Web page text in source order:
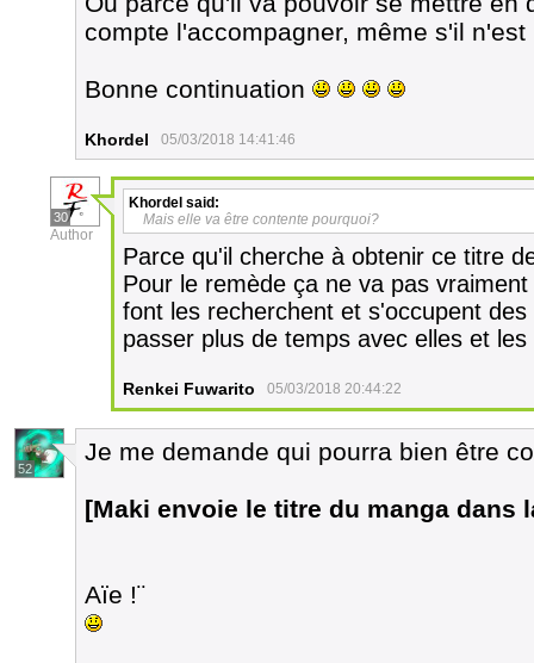
compte l'accompagner, même s'il
Bonne continuation
Khordel 05/03/2018 14:41:46
30
Author
Khordel said:
Mais elle va être contente pourquoi?
Parce qu'il cherche à obtenir ce titre
Pour le remède ça ne va pas
font les recherchent et s'occupent
passer plus de temps avec elles et
Renkei Fuwarito 05/03/2018 20:44:22
52
Je me demande qui pourra bien être
[Maki envoie le titre du manga dans
Aïe !¨